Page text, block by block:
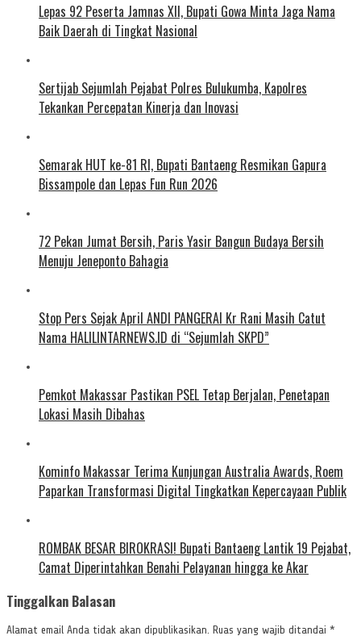
Lepas 92 Peserta Jamnas XII, Bupati Gowa Minta Jaga Nama
Baik Daerah di Tingkat Nasional
Sertijab Sejumlah Pejabat Polres Bulukumba, Kapolres
Tekankan Percepatan Kinerja dan Inovasi
Semarak HUT ke-81 RI, Bupati Bantaeng Resmikan Gapura
Bissampole dan Lepas Fun Run 2026
72 Pekan Jumat Bersih, Paris Yasir Bangun Budaya Bersih
Menuju Jeneponto Bahagia
Stop Pers Sejak April ANDI PANGERAI Kr Rani Masih Catut
Nama HALILINTARNEWS.ID di “Sejumlah SKPD”
Pemkot Makassar Pastikan PSEL Tetap Berjalan, Penetapan
Lokasi Masih Dibahas
Kominfo Makassar Terima Kunjungan Australia Awards, Roem
Paparkan Transformasi Digital Tingkatkan Kepercayaan Publik
ROMBAK BESAR BIROKRASI! Bupati Bantaeng Lantik 19 Pejabat,
Camat Diperintahkan Benahi Pelayanan hingga ke Akar
Tinggalkan Balasan
Alamat email Anda tidak akan dipublikasikan. Ruas yang wajib ditandai *